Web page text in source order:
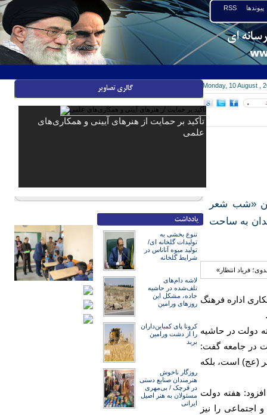
RSS پیوندها
Monday, 10 August ,
۰
«شب شعر
به ساحت
اداره فرهنگ
دولت در حاشیه
در جامعه گفت:
(عج) است، بلکه
هفته دولت
را نیز
تأکید بر حمایت از هنرهای آیینی و همکاری‌های
علمی
تنوع بخشی به
تولیدات گلخانه ای/
تولید میوه آناناس در
شرایط گلخانه
لاشه دام‌های
تلف‌شده در حاشیه
جاده، مشکل این
روزهای ورامین
کرونا پای کمباین‌داران
را از دشت ورامین
برید
روزگار ناخوش
هنرمند‌‌‌ان صنایع دستی
در قرچک / ‌بی‌مهری
مسئولان‌ به هنر اصیل
ایرانی